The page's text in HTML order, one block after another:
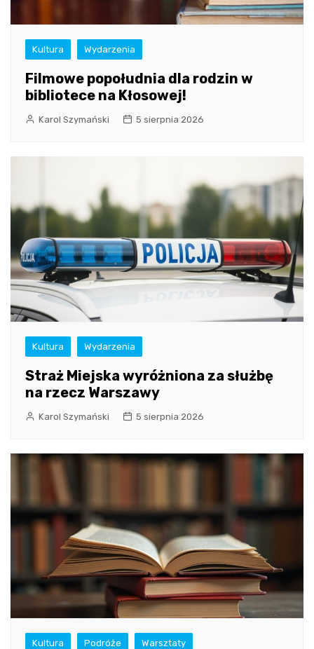
Kultura Wydarzenia
Filmowe popołudnia dla rodzin w
bibliotece na Kłosowej!
Karol Szymański 5 sierpnia 2026
Kultura Wydarzenia
Straż Miejska wyróżniona za służbę
na rzecz Warszawy
Karol Szymański 5 sierpnia 2026
Kultura Podróże Warsztaty